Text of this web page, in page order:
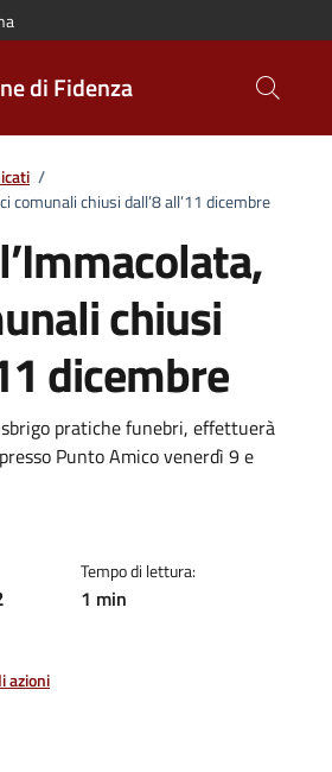
di Fidenza
/
comunali chiusi dall’8 all’11 dicembre
chiusi
dicembre
pratiche funebri, effettuerà
Punto Amico venerdì 9 e
Tempo di lettura:
1 min
azioni